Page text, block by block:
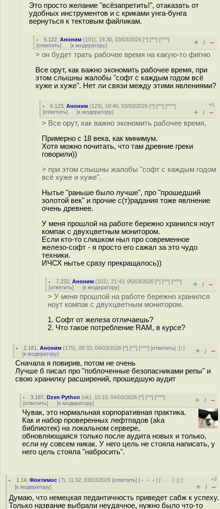
Это просто желание "всёзапретить!", отаказать от
удобных инструментов и с криками унга-бунга
вернуться к тектовым файликам.
5.122 ,Аноним (101), 19:30, 03/03/2026 [^] [^^] [^^^]
[ответить] [к модератору] + / –
> он будет трать рабочее время на какую-то фигню
Все орут, как важно экономить рабочее время, при
этом слышны жалобы "софт с каждым годом всё
хуже и хуже". Нет ли связи между этими явлениями?
6.123 ,Аноним (123), 19:46, 03/03/2026 [^] [^^] [^^^]
[ответить] [к модератору]
+1
+ / –
> Все орут, как важно экономить рабочее время,
Примерно с 18 века, как минимум.
Хотя можно почитать, что там древние греки
говорили))
> при этом слышны жалобы "софт с каждым годом
всё хуже и хуже".
Нытье "раньше было лучше", про "прошедший
золотой век" и прочие с(т)радания тоже явлнение
очень древнее.
У меня прошлой на работе бережно хранился ноут
компак с двухцветным монитором.
Если кто-то слишком ныл про современное
железо-софт - я просто его сажал за это чудо
техники.
ИЧСХ нытье сразу прекращалось))
7.232 ,Аноним (101), 21:43, 05/03/2026 [^] [^^] [^^^]
[ответить] [к модератору] + / –
> У меня прошлой на работе бережно хранился
ноут компак с двухцветным монитором.
1. Софт от железа отличаешь?
2. Что такое потребление RAM, в курсе?
2.181 ,Аноним (175), 08:33, 04/03/2026 [^] [^^] [^^^] [ответить][↑]
[к модератору] + / –
Сначала я повирив, потом не очень
Лучше б писал про "поблоченные безопасниками репы" и
свою хранилку расширений, прошедшую аудит
3.187 ,Dzen Python (ok), 10:10, 04/03/2026 [^] [^^] [^^^]
[ответить] [к модератору] + / –
Чувак, это нормальная корпоративная практика.
Как и набор проверенных лефтпадов (aka
библиотек) на локальном сервере,
обновляющаяся только после аудита новых и только,
если ну совсем никак. У него цель не стояла написать, у
него цель стояла "набросить".
1.14 ,Фонтимос (?), 11:32, 03/03/2026 [ответить] [ ﹢﹢﹢] [ · · ·][↑]
[к модератору]
+3
+ / –
Думаю, что немецкая педантичность приведет сабж к успеху.
Только название выбрали неудачное, нужно было что-то